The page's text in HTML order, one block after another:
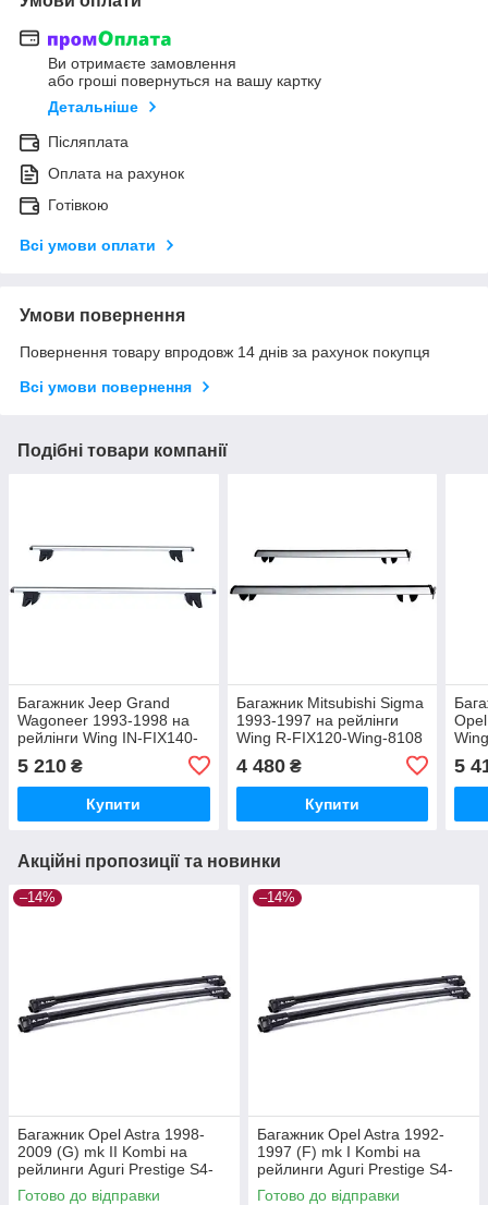
Ви отримаєте замовлення
або гроші повернуться на вашу картку
Детальніше
Післяплата
Оплата на рахунок
Готівкою
Всі умови оплати
Умови повернення
Повернення товару впродовж 14 днів за рахунок покупця
Всі умови повернення
Подібні товари компанії
Багажник Jeep Grand
Wagoneer 1993-1998 на
рейлінги Wing IN-FIX140-
5 210 ₴
Купити
Багажник Mitsubishi Sigma
1993-1997 на рейлінги
Wing R-FIX120-Wing-8108
4 480₴
Купити
5
Акційні пропозиції та новинки
–14%
Багажник Opel Astra 1998-
2009 (G) mk II Kombi на
рейлинги Aguri Prestige S4-
1499B
Готово до відправки
–14%
Багажник Opel Astra 1992-
1997 (F) mk I Kombi на
рейлинги Aguri Prestige S4-
1500B
Готово до відправки